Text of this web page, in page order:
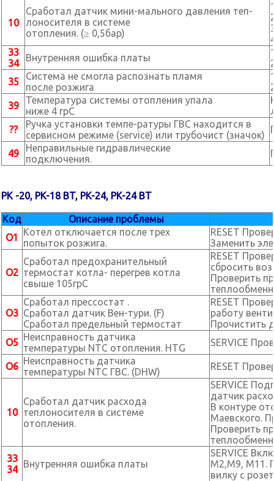
10
Сработал датчик мини-мального давления теп-
лоносителя в системе
отопления. (≥ 0,5бар)
33
34
Внутренняя ошибка платы
35
Система не смогла распознать пламя
после розжига
39
Температура системы отопления упала
ниже 4 грС
??
Ручка установки темпе-ратуры ГВС находится в
сервисном режиме (service) или трубочист (значок)
49
Неправильные гидравлические
подключения.
PK -20, PK-18 BT, PK-24, PK-24 BT
Код
Описание проблемы
O1
Котел отключается после трех
попыток розжига.
RESET
Заменить
O2
Сработал предохранительный
термостат котла- перегрев котла
свыше 105грС
RESET
сбросить
Проверить
O3
Сработал прессостат .
Сработал датчик Вен-тури. (F)
Сработал предельный термостат
RESET
работу
Прочистить
O5 Неисправность датчика
температуры NTC отопления. HTG
SERVICE
O6 Неисправность датчика
температуры NTC ГВС. (DHW)
RESET
10
Сработал датчик расхода
теплоносителя в системе
отопления.
SERVICE
датчик
В контуре
Маевского.
Проверить
33
34 Внутренняя ошибка платы
SERVICE
М2,М9, М11.
вилку с